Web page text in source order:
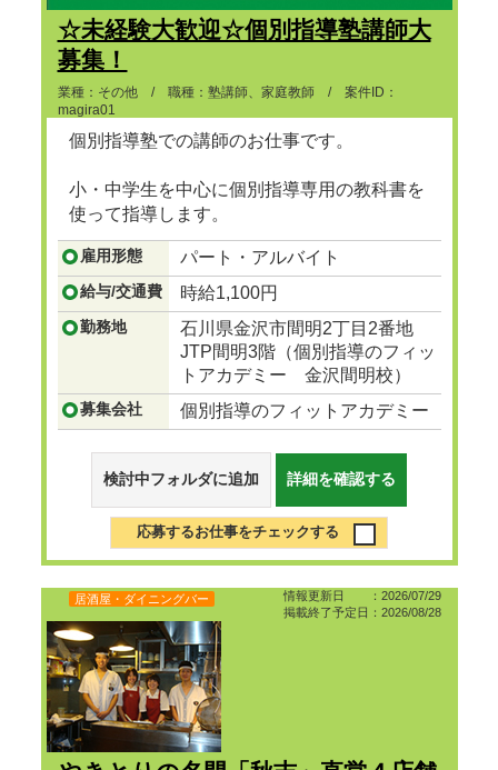
☆未経験大歓迎☆個別指導塾講師大
募集！
業種：その他 / 職種：塾講師、家庭教師 / 案件ID：
magira01
個別指導塾での講師のお仕事です。
小・中学生を中心に個別指導専用の教科書を
使って指導します。
...つづきを見る
雇用形態 パート・アルバイト
給与/交通費 時給1,100円
勤務地
石川県金沢市間明2丁目2番地
JTP間明3階（個別指導のフィッ
トアカデミー 金沢間明校）
募集会社 個別指導のフィットアカデミー
検討中フォルダに追加 詳細を確認する
応募するお仕事をチェックする
情報更新日 ：2026/07/29
掲載終了予定日：2026/08/28
居酒屋・ダイニングバー